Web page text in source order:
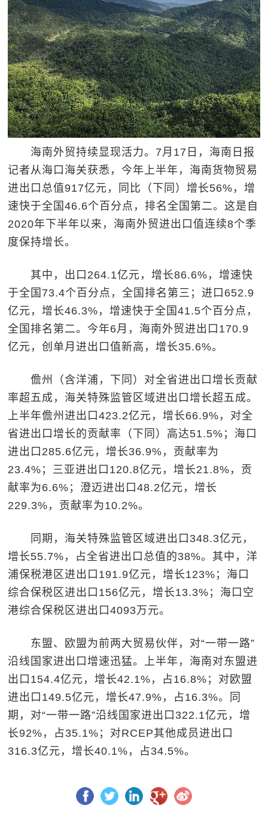
海南外贸持续显现活力。7月17日，海南日报
记者从海口海关获悉，今年上半年，海南货物贸易
进出口总值917亿元，同比（下同）增长56%，增
速快于全国46.6个百分点，排名全国第二。这是自
2020年下半年以来，海南外贸进出口值连续8个季
度保持增长。
其中，出口264.1亿元，增长86.6%，增速快
于全国73.4个百分点，全国排名第三；进口652.9
亿元，增长46.3%，增速快于全国41.5个百分点，
全国排名第二。今年6月，海南外贸进出口170.9
亿元，创单月进出口值新高，增长35.6%。
儋州（含洋浦，下同）对全省进出口增长贡献
率超五成，海关特殊监管区域进出口增长超五成。
上半年儋州进出口423.2亿元，增长66.9%，对全
省进出口增长的贡献率（下同）高达51.5%；海口
进出口285.6亿元，增长36.9%，贡献率为
23.4%；三亚进出口120.8亿元，增长21.8%，贡
献率为6.6%；澄迈进出口48.2亿元，增长
229.3%，贡献率为10.2%。
同期，海关特殊监管区域进出口348.3亿元，
增长55.7%，占全省进出口总值的38%。其中，洋
浦保税港区进出口191.9亿元，增长123%；海口
综合保税区进出口156亿元，增长13.3%；海口空
港综合保税区进出口4093万元。
东盟、欧盟为前两大贸易伙伴，对“一带一路”
沿线国家进出口增速迅猛。上半年，海南对东盟进
出口154.4亿元，增长42.1%，占16.8%；对欧盟
进出口149.5亿元，增长47.9%，占16.3%。同
期，对“一带一路”沿线国家进出口322.1亿元，增
长92%，占35.1%；对RCEP其他成员进出口
316.3亿元，增长40.1%，占34.5%。